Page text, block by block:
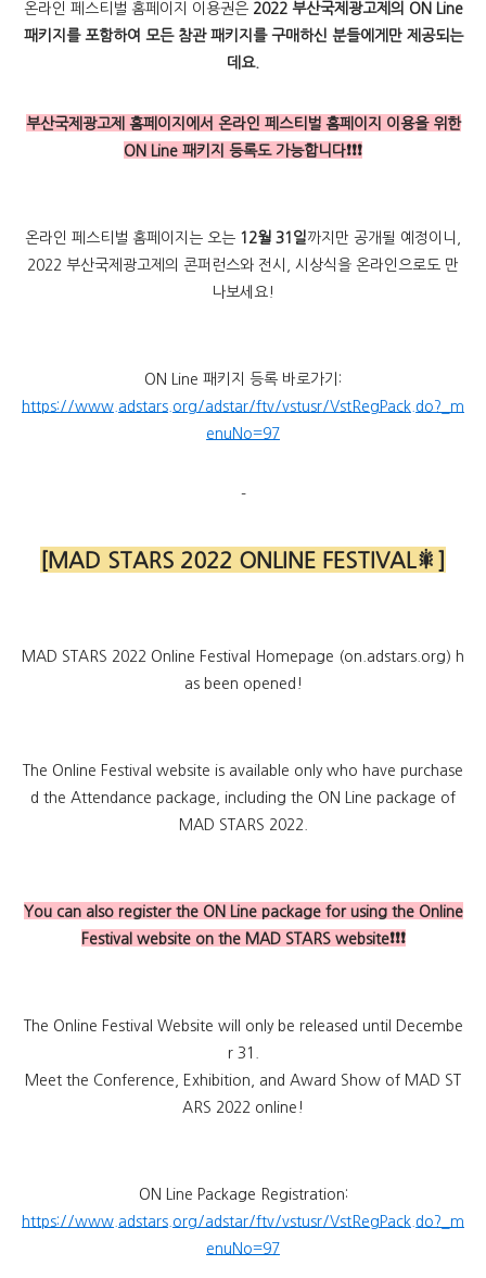
온라인 페스티벌 홈페이지 이용권은 2022 부산국제광고제의 ON Line
패키지를 포함하여 모든 참관 패키지를 구매하신 분들에게만 제공되는
데요.
부산국제광고제 홈페이지에서 온라인 페스티벌 홈페이지 이용을 위한
ON Line 패키지 등록도 가능합니다❗❗❗
온라인 페스티벌 홈페이지는 오는 12월 31일까지만 공개될 예정이니,
2022 부산국제광고제의 콘퍼런스와 전시, 시상식을 온라인으로도 만
나보세요!
ON Line 패키지 등록 바로가기:
https://www.adstars.org/adstar/ftv/vstusr/VstRegPack.do?_m
enuNo=97
-
[MAD STARS 2022 ONLINE FESTIVAL🎇]
MAD STARS 2022 Online Festival Homepage (on.adstars.org) h
as been opened!
The Online Festival website is available only who have purchase
d the Attendance package, including the ON Line package of
MAD STARS 2022.
You can also register the ON Line package for using the Online
Festival website on the MAD STARS website❗❗❗
The Online Festival Website will only be released until Decembe
r 31.
Meet the Conference, Exhibition, and Award Show of MAD ST
ARS 2022 online!
ON Line Package Registration:
https://www.adstars.org/adstar/ftv/vstusr/VstRegPack.do?_m
enuNo=97